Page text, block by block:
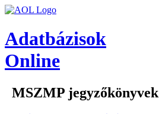
Adatbázisok
Online
MSZMP jegyzőkönyvek